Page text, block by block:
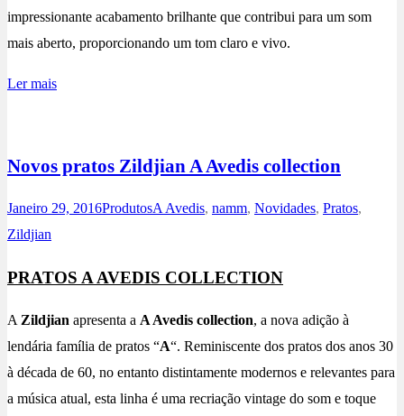
impressionante acabamento brilhante que contribui para um som
mais aberto, proporcionando um tom claro e vivo.
Ler mais
Novos pratos Zildjian A Avedis collection
Janeiro 29, 2016ProdutosA Avedis, namm, Novidades, Pratos,
Zildjian
PRATOS A AVEDIS COLLECTION
AZildjian apresenta a A Avedis collection, a nova adição à
lendária família de pratos “A“. Reminiscente dos pratos dos anos 30
à década de 60, no entanto distintamente modernos e relevantes para
a música atual, esta linha é uma recriação vintage do som e toque